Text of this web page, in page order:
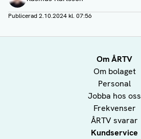
Visa profil
Publicerad2.10.2024 kl. 07:56
Om ÅRTV
Om bolaget
Personal
Jobba hos oss
Frekvenser
ÅRTV svarar
Kundservice